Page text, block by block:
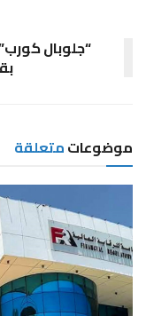
“جلوبال
موضوعاتمتعلقة